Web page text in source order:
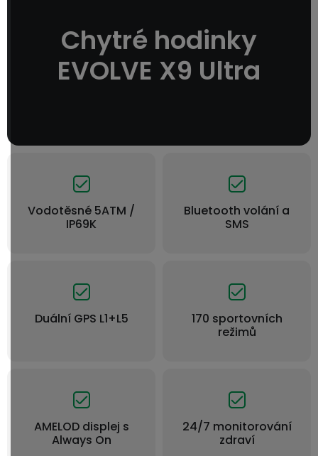
Chytré hodinky
EVOLVE X9 Ultra
Vodotěsné 5ATM /
IP69K
Bluetooth volání a
SMS
Duální GPS L1+L5
170 sportovních
režimů
AMELOD displej s
Always On
24/7 monitorování
zdraví